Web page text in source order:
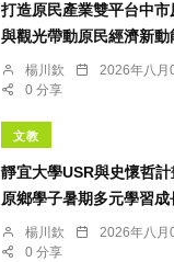
打造原民產業雙平台中
與觀光帶動原民經濟新動
楊川欽 2026年八月
0 分享
文教
靜宜大學USR與史懷哲
原鄉學子暑期多元學習成
楊川欽 2026年八月
0 分享